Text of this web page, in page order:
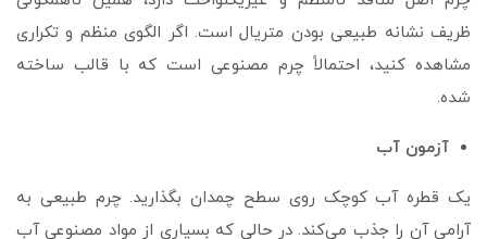
ظریف نشانه طبیعی بودن متریال است. اگر الگوی منظم و تکراری
مشاهده کنید، احتمالاً چرم مصنوعی است که با قالب ساخته
شده.
آزمون آب
یک قطره آب کوچک روی سطح چمدان بگذارید. چرم طبیعی به
آرامی آن را جذب می‌کند. در حالی که بسیاری از مواد مصنوعی آب